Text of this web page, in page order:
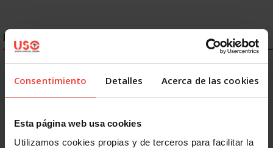
Consentimiento Detalles Acerca de las cookies
Esta página web usa cookies
Utilizamos cookies propias y de terceros para facilitar la
ENLACES DESTACADOS